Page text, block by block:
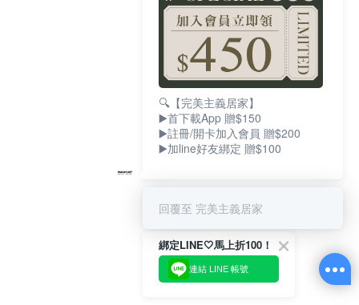
綁定LINE🤍馬上折100！
連結 LINE 帳號
🔍【完美主義居家】
▶️首下載App 贈$150
▶️註冊/開卡加入會員 贈$200
▶️加line好友綁定 贈$100
回覆至 完美主義居家